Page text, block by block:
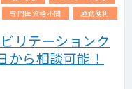
、富裕層の方がメインにな
専門医資格不問 通勤便利
リテーションク
から相談可能！